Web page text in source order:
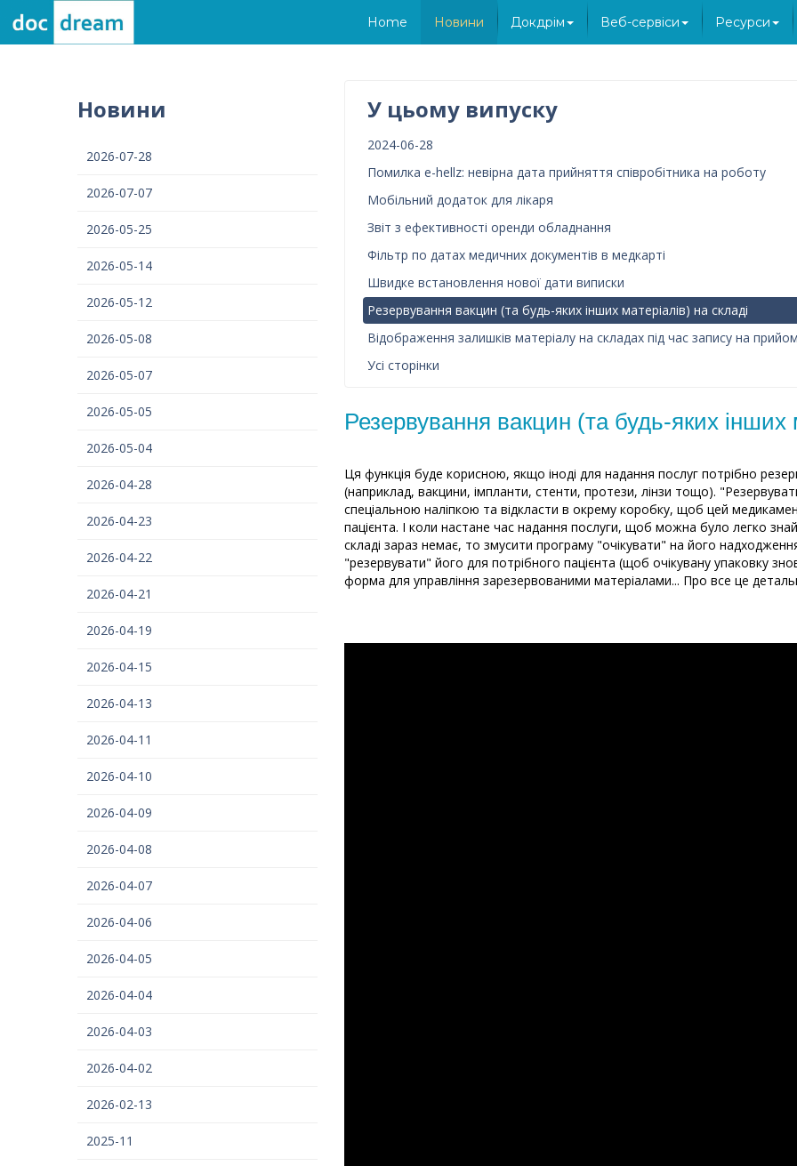
Home Новини Докдрім Веб-сервіси Ресурси
Новини
2026-07-28
2026-07-07
2026-05-25
2026-05-14
2026-05-12
2026-05-08
2026-05-07
2026-05-05
2026-05-04
2026-04-28
2026-04-23
2026-04-22
2026-04-21
2026-04-19
2026-04-15
2026-04-13
2026-04-11
2026-04-10
2026-04-09
2026-04-08
2026-04-07
2026-04-06
2026-04-05
2026-04-04
2026-04-03
2026-04-02
2026-02-13
2025-11
У цьому випуску
2024-06-28
Помилка e-hellz: невірна дата прийняття співробітника на роботу
Мобільний додаток для лікаря
Звіт з ефективності оренди обладнання
Фільтр по датах медичних документів в медкарті
Швидке встановлення нової дати виписки
Резервування вакцин (та будь-яких інших матеріалів) на складі
Відображення залишків матеріалу на складах під час запису на
Усі сторінки
Резервування вакцин (та будь-яких інших
Ця функція буде корисною, якщо іноді для надання послуг потрібно
(наприклад, вакцини, імпланти, стенти, протези, лінзи тощо).
спеціальною наліпкою та відкласти в окрему коробку, щоб цей
пацієнта. І коли настане час надання послуги, щоб можна було легко
складі зараз немає, то змусити програму "очікувати" на його
"резервувати" його для потрібного пацієнта (щоб очікувану упаковку
форма для управління зарезервованими матеріалами... Про все це